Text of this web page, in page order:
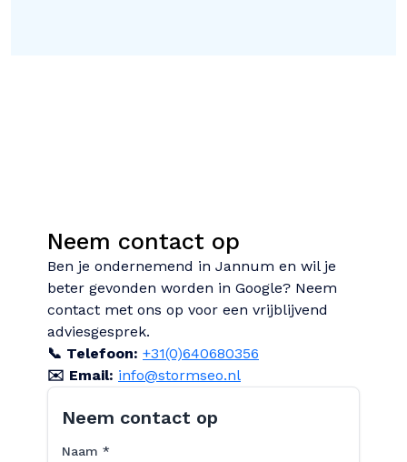
Neem contact op
Ben je ondernemend in Jannum en wil je
beter gevonden worden in Google? Neem
contact met ons op voor een vrijblijvend
adviesgesprek.
📞 Telefoon: +31(0)640680356
✉️ Email: info@stormseo.nl
Neem contact op
Naam *